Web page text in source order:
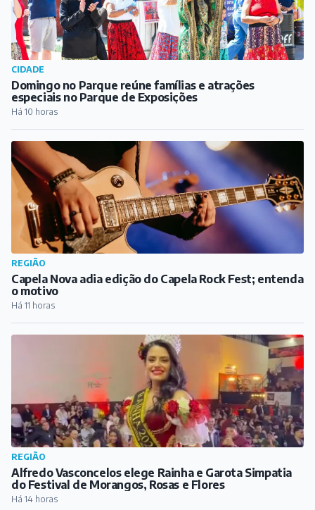
CIDADE
Domingo no Parque reúne famílias e atrações
especiais no Parque de Exposições
Há 10 horas
REGIÃO
Capela Nova adia edição do Capela Rock Fest; entenda
o motivo
Há 11 horas
REGIÃO
Alfredo Vasconcelos elege Rainha e Garota Simpatia
do Festival de Morangos, Rosas e Flores
Há 14 horas